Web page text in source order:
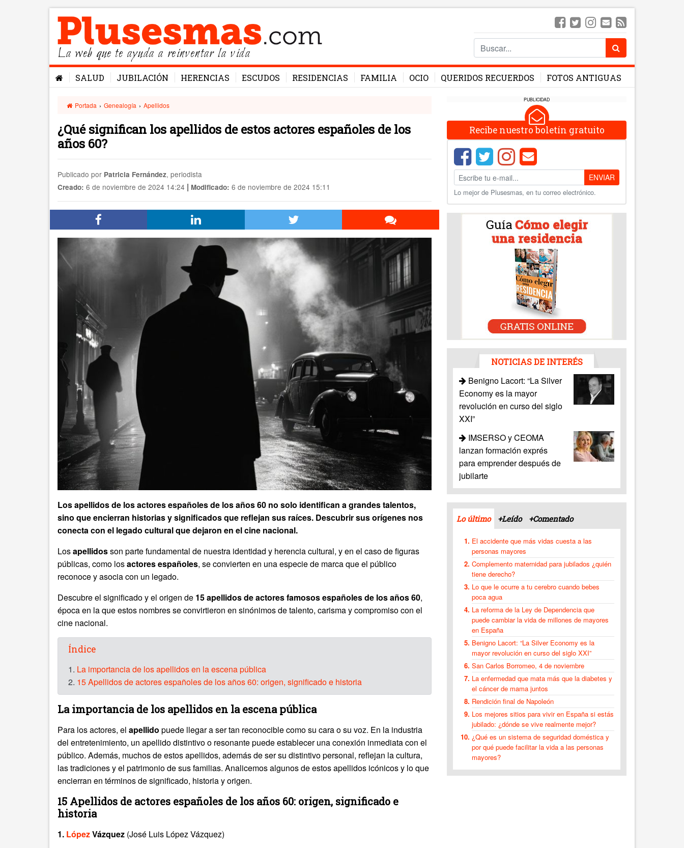
La web que te ayuda a reinventar la vida
SALUD JUBILACIÓN HERENCIAS ESCUDOS RESIDENCIAS FAMILIA OCIO QUERIDOS RECUERDOS FOTOS ANTIGUAS
Portada › Genealogía › Apellidos
¿Qué significan los apellidos de estos actores españoles de los
años 60?
Publicado por Patricia Fernández, periodista
Creado: 6 de noviembre de 2024 14:24 | Modificado: 6 de noviembre de 2024 15:11
Los apellidos de los actores españoles de los años 60 no solo identifican a grandes talentos,
sino que encierran historias y significados que reflejan sus raíces. Descubrir sus orígenes nos
conecta con el legado cultural que dejaron en el cine nacional.
Losapellidosson parte fundamental de nuestra identidad y herencia cultural, y en el caso de figuras
públicas, como losactores españoles, se convierten en una especie de marca que el público
reconoce y asocia con un legado.
Descubre el significado y el origen de 15 apellidos de actores famosos españoles de los años 60,
época en la que estos nombres se convirtieron en sinónimos de talento, carisma y compromiso con el
cine nacional.
Índice
1. La importancia de los apellidos en la escena pública
2. 15 Apellidos de actores españoles de los años 60: origen, significado e historia
La importancia de los apellidos en la escena pública
Para los actores, el apellido puede llegar a ser tan reconocible como su cara o su voz. En la industria
del entretenimiento, un apellido distintivo o resonante puede establecer una conexión inmediata con el
público. Además, muchos de estos apellidos, además de ser su distintivo personal, reflejan la cultura,
las tradiciones y el patrimonio de sus familias. Analicemos algunos de estos apellidos icónicos y lo que
encierran en términos de significado, historia y origen.
15 Apellidos de actores españoles de los años 60: origen, significado e
historia
1. LópezVázquez (José Luis López Vázquez)
PUBLICIDAD
Recibe nuestro boletín gratuito
ENVIAR
Lo mejor de Plusesmas, en tu correo electrónico.
NOTICIAS DE INTERÉS
Benigno Lacort: “La Silver
Economy es la mayor
revolución en curso del siglo
XXI”
IMSERSO y CEOMA
lanzan formación exprés
para emprender después de
jubilarte
Lo último +Leído +Comentado
El accidente que más vidas cuesta a las
personas mayores
Complemento maternidad para jubilados ¿quién
tiene derecho?
Lo que le ocurre a tu cerebro cuando bebes
poca agua
La reforma de la Ley de Dependencia que
puede cambiar la vida de millones de mayores
en España
Benigno Lacort: “La Silver Economy es la
mayor revolución en curso del siglo XXI”
San Carlos Borromeo, 4 de noviembre
La enfermedad que mata más que la diabetes y
el cáncer de mama juntos
Rendición final de Napoleón
Los mejores sitios para vivir en España si estás
jubilado: ¿dónde se vive realmente mejor?
¿Qué es un sistema de seguridad doméstica y
por qué puede facilitar la vida a las personas
mayores?